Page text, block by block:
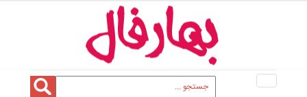
Toggle